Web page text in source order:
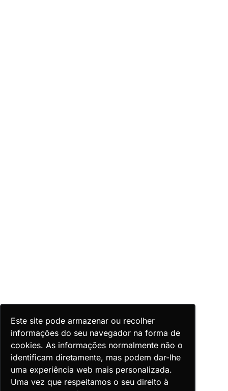
Este site pode armazenar ou recolher
informações do seu navegador na forma de
cookies. As informações normalmente não o
identificam diretamente, mas podem dar-lhe
uma experiência web mais personalizada.
Uma vez que respeitamos o seu direito à